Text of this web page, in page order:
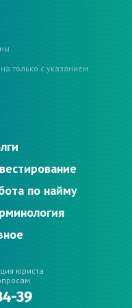
только с указанием
по найму
юриста
39